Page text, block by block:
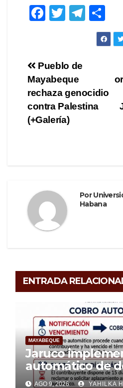
F
e
b
o
o
k
T
er
T
el
m
o
m
ar
tir
Navegación
de
entradas
Pueblo de
Mayabeque
rechaza genocidio
contra Palestina
(+Galería)
Por
Habana
ENTRADA
MAYABEQUE
Jaruco
automático de
tributarias a
AGO 9, 2026 YAHILKA